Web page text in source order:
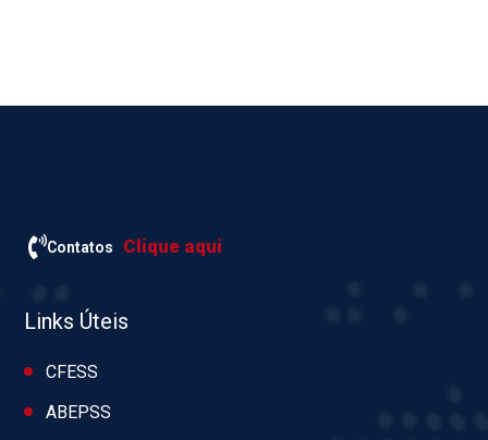
Contatos Clique aqui
Links Úteis
CFESS
ABEPSS